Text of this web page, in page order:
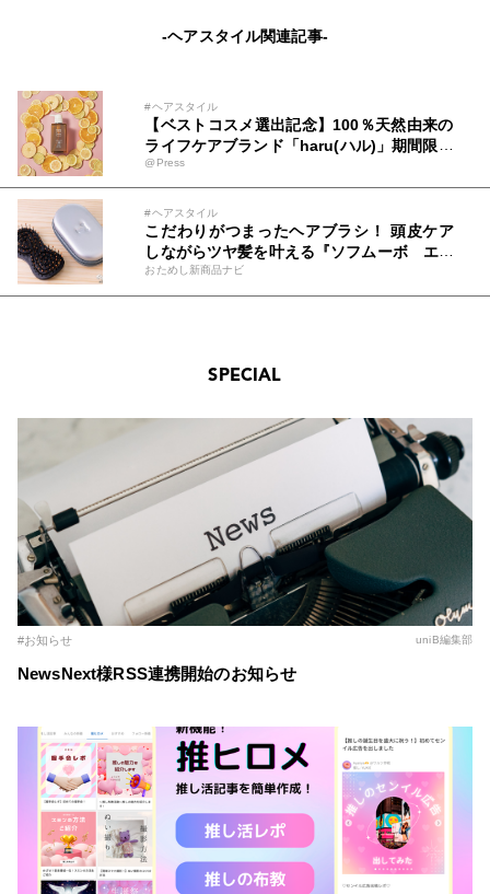
-ヘアスタイル関連記事-
#ヘアスタイル
【ベストコスメ選出記念】100％天然由来の
ライフケアブランド「haru(ハル)」期間限定
で池袋ロフトにて体験会開催！
@Press
#ヘアスタイル
こだわりがつまったヘアブラシ！ 頭皮ケア
しながらツヤ髪を叶える『ソフムーボ エア
リー』をためしてみた
おためし新商品ナビ
SPECIAL
#お知らせ uniB編集部
NewsNext様RSS連携開始のお知らせ